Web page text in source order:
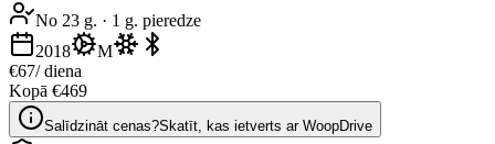
No 23 g. · 1 g. pieredze
2018
M
€67/ diena
Kopā €469
Salīdzināt cenas?Skatīt, kas ietverts ar WoopDrive